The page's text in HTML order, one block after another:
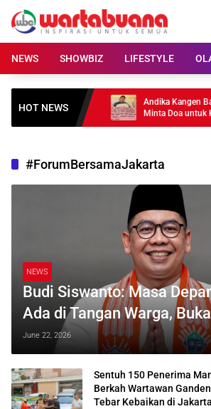
content
NEWS
SHOWBIZ LIFESTYLE
HOT NEWS
for Jakarta”,
Andika Kangen
Minta Doa untuk
#ForumBersamaJakarta
NEWS
Budi Siswanto: Masa
Ada di Tangan Warga,
Pemerintah
June 22, 2026
Sentuh 150 Penerima
Berkah Wartawan
Tebar Kebaikan di Jakarta